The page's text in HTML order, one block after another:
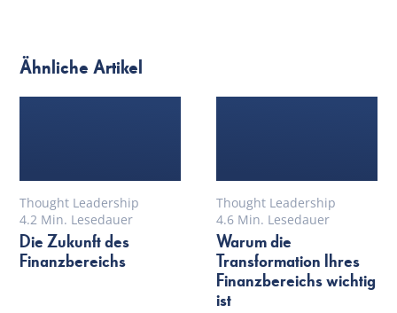
Ähnliche Artikel
Thought Leadership
4.2 Min. Lesedauer
Die Zukunft des
Finanzbereichs
Thought Leadership
4.6 Min. Lesedauer
Warum die
Transformation Ihres
Finanzbereichs wichtig
ist